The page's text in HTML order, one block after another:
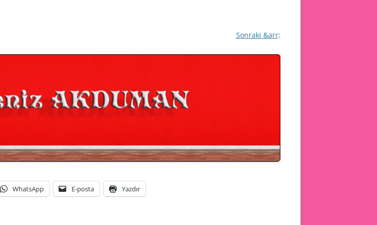
Sonraki &arr;
WhatsApp E-posta Yazdır